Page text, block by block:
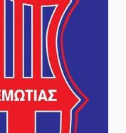
4-
2.
(Highlights)
|
ΑΘΛΗΤΙΚΟ
ΜΕΤΩΠΟ